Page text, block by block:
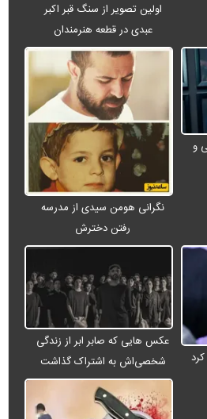
اولین تصویر از سنگ قبر اکبر
عبدی در قطعه هنرمندان
و
نگرانی هومن سیدی از مدرسه
رفتن دخترش
عکس هایی که صابر ابر از زندگی
شخصی‌اش به اشتراک گذاشت